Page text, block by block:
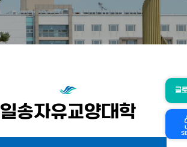
글
일송자유교양대학